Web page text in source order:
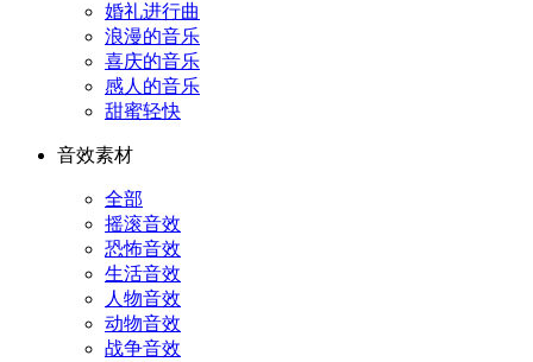
婚礼进行曲
浪漫的音乐
喜庆的音乐
感人的音乐
甜蜜轻快
音效素材
全部
摇滚音效
恐怖音效
生活音效
人物音效
动物音效
战争音效